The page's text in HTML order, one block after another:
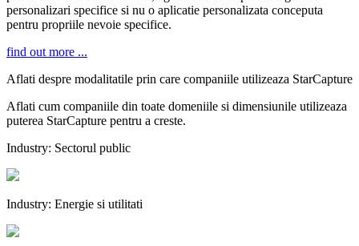
personalizari specifice si nu o aplicatie personalizata conceputa
pentru propriile nevoie specifice.
find out more ...
Aflati despre modalitatile prin care companiile utilizeaza StarCapture
Aflati cum companiile din toate domeniile si dimensiunile utilizeaza
puterea StarCapture pentru a creste.
Industry: Sectorul public
Industry: Energie si utilitati